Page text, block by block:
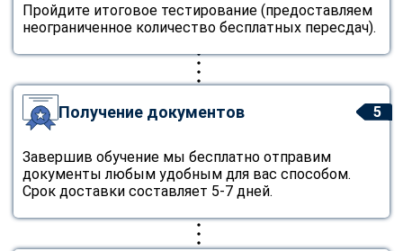
Пройдите итоговое тестирование (предоставляем
неограниченное количество бесплатных пересдач).
5
Получение документов
Завершив обучение мы бесплатно отправим
документы любым удобным для вас способом.
Срок доставки составляет 5-7 дней.